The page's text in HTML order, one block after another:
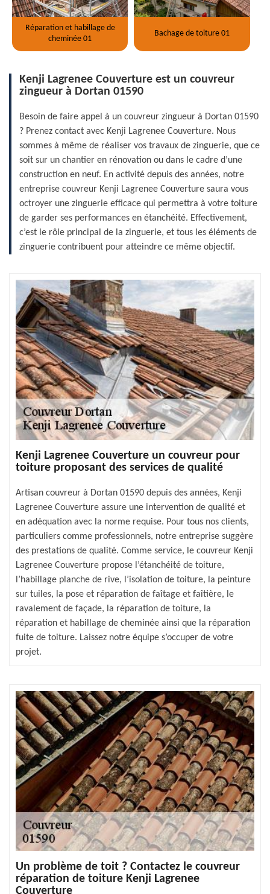
Réparation et habillage de
cheminée 01
Bachage de toiture 01
Kenji Lagrenee Couverture est un couvreur
zingueur à Dortan 01590
Besoin de faire appel à un couvreur zingueur à Dortan 01590
? Prenez contact avec Kenji Lagrenee Couverture. Nous
sommes à même de réaliser vos travaux de zinguerie, que ce
soit sur un chantier en rénovation ou dans le cadre d’une
construction en neuf. En activité depuis des années, notre
entreprise couvreur Kenji Lagrenee Couverture saura vous
octroyer une zinguerie efficace qui permettra à votre toiture
de garder ses performances en étanchéité. Effectivement,
c’est le rôle principal de la zinguerie, et tous les éléments de
zinguerie contribuent pour atteindre ce même objectif.
Kenji Lagrenee Couverture un couvreur pour
toiture proposant des services de qualité
Artisan couvreur à Dortan 01590 depuis des années, Kenji
Lagrenee Couverture assure une intervention de qualité et
en adéquation avec la norme requise. Pour tous nos clients,
particuliers comme professionnels, notre entreprise suggère
des prestations de qualité. Comme service, le couvreur Kenji
Lagrenee Couverture propose l’étanchéité de toiture,
l’habillage planche de rive, l’isolation de toiture, la peinture
sur tuiles, la pose et réparation de faîtage et faîtière, le
ravalement de façade, la réparation de toiture, la
réparation et habillage de cheminée ainsi que la réparation
fuite de toiture. Laissez notre équipe s’occuper de votre
projet.
Un problème de toit ? Contactez le couvreur
réparation de toiture Kenji Lagrenee
Couverture